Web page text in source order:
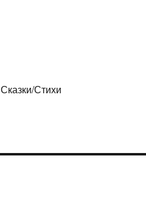
Сказки/Стихи